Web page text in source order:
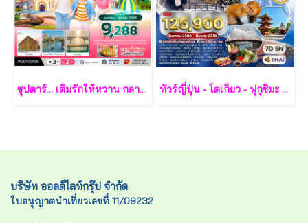
ซุปตาร์... เติมรักให้หวาน กลางเกาะฟูก๊วก 3 วัน 2 คืน - VZ ทัวร์ญี่ปุ่น - โตเกียว - ฟุกุชิมะ - ยามากะตะ - เซนได 7 วัน - TG
บริษัท ออลดีไลท์กรุ๊ป จำกัด
ใบอนุญาตนำเที่ยวเลขที่ 11/09232